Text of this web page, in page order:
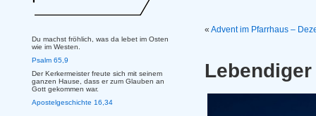
« Advent im Pfarrhaus –
Du machst fröhlich, was da lebet im Osten
wie im Westen.
Psalm 65,9
Der Kerkermeister freute sich mit seinem
ganzen Hause, dass er zum Glauben an
Gott gekommen war.
Apostelgeschichte 16,34